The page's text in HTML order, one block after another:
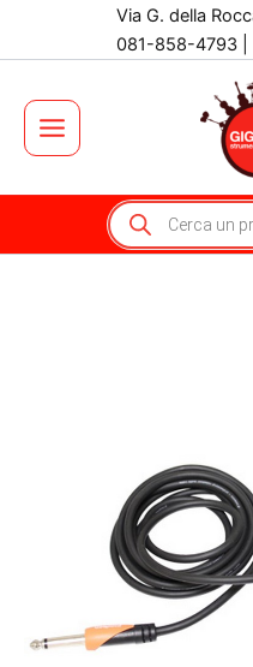
Via G. della
081-858-4793 |
Main
Menu
Products
search